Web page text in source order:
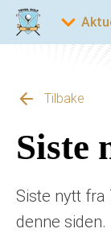
Tilbake
Siste
Siste nytt fra
denne siden.